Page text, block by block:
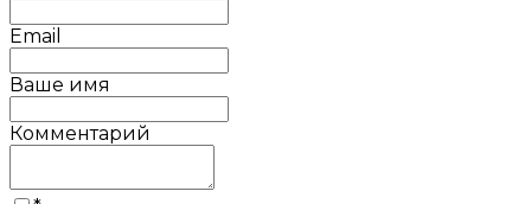
Email
Ваше имя
Комментарий